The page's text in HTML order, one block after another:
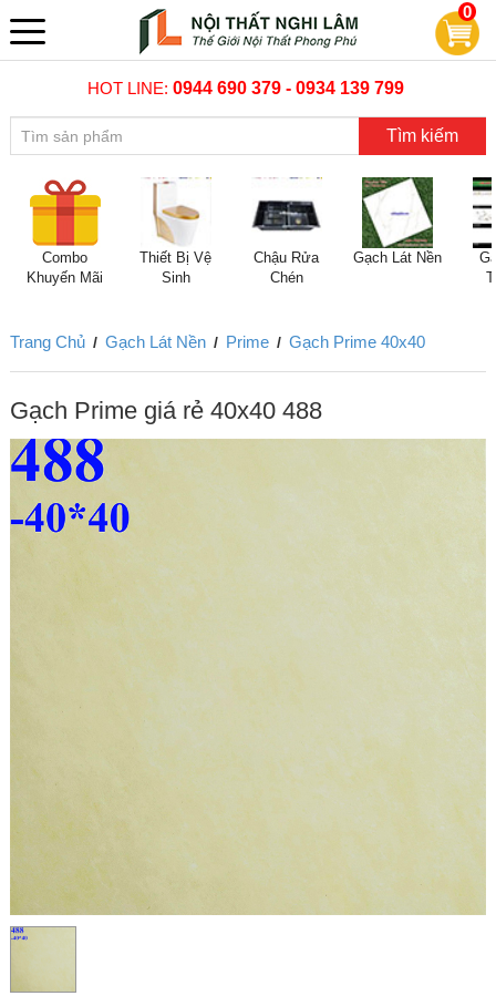
0
HOT LINE:0944 690 379 - 0934 139 799
Tìm kiếm
Combo
Khuyến Mãi
Thiết Bị Vệ
Sinh
Chậu Rửa
Chén
Gạch Lát Nền
Trang Chủ / Gạch Lát Nền / Prime / Gạch Prime 40x40
Gạch Prime giá rẻ 40x40 488